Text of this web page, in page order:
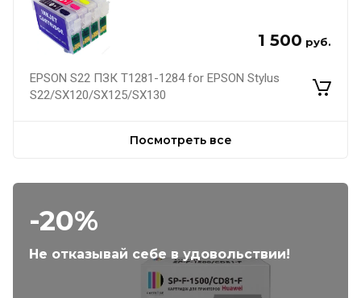
1 500 руб.
EPSON S22 ПЗК Т1281-1284 for EPSON Stylus
S22/SX120/SX125/SX130
Посмотреть все
-20%
Не отказывай себе в удовольствии!